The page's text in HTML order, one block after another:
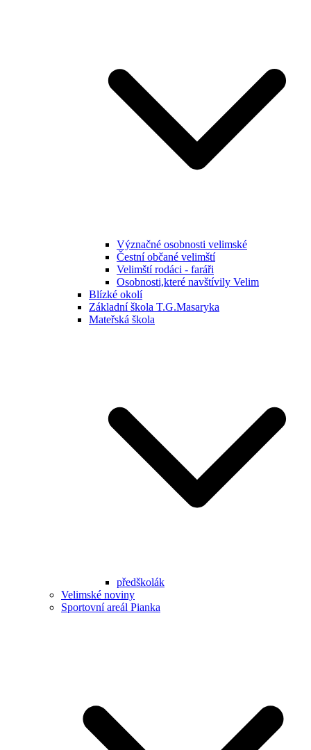
Význačné osobnosti velimské
Čestní občané velimští
Velimští rodáci - faráři
Osobnosti,které navštívily Velim
Blízké okolí
Základní škola T.G.Masaryka
Mateřská škola
předškolák
Velimské noviny
Sportovní areál Pianka